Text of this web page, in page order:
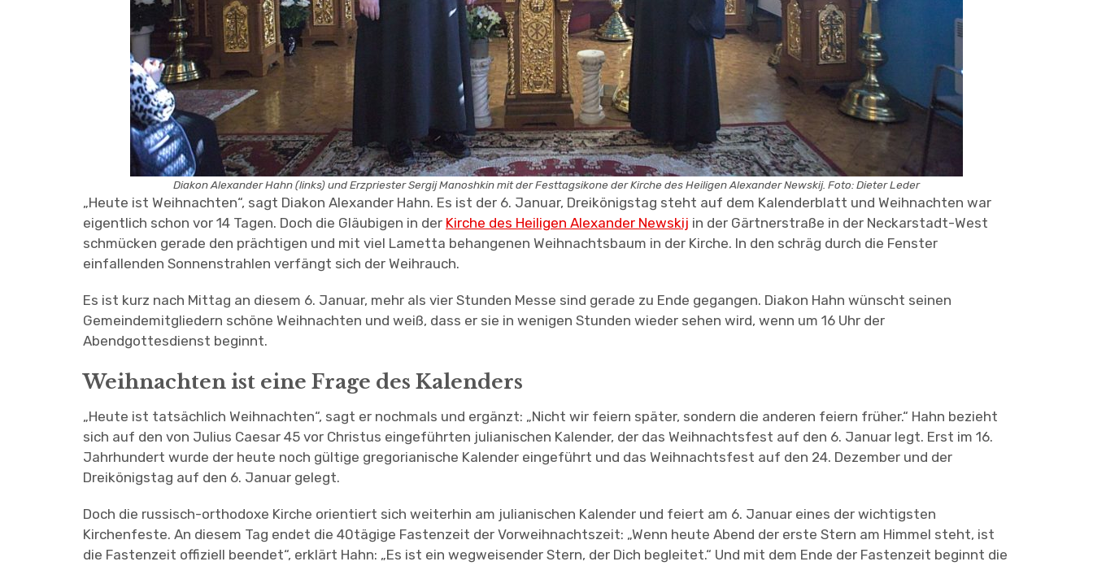
Diakon Alexander Hahn (links) und Erzpriester Sergij Manoshkin mit der Festtagsikone der Kirche des Heiligen Alexander Newskij. Foto: Dieter Leder
„Heute ist Weihnachten“, sagt Diakon Alexander Hahn. Es ist der 6. Januar, Dreikönigstag steht auf dem Kalenderblatt und Weihnachten war
eigentlich schon vor 14 Tagen. Doch die Gläubigen in der Kirche des Heiligen Alexander Newskij in der Gärtnerstraße in der Neckarstadt-West
schmücken gerade den prächtigen und mit viel Lametta behangenen Weihnachtsbaum in der Kirche. In den schräg durch die Fenster
einfallenden Sonnenstrahlen verfängt sich der Weihrauch.
Es ist kurz nach Mittag an diesem 6. Januar, mehr als vier Stunden Messe sind gerade zu Ende gegangen. Diakon Hahn wünscht seinen
Gemeindemitgliedern schöne Weihnachten und weiß, dass er sie in wenigen Stunden wieder sehen wird, wenn um 16 Uhr der
Abendgottesdienst beginnt.
Weihnachten ist eine Frage des Kalenders
„Heute ist tatsächlich Weihnachten“, sagt er nochmals und ergänzt: „Nicht wir feiern später, sondern die anderen feiern früher.“ Hahn bezieht
sich auf den von Julius Caesar 45 vor Christus eingeführten julianischen Kalender, der das Weihnachtsfest auf den 6. Januar legt. Erst im 16.
Jahrhundert wurde der heute noch gültige gregorianische Kalender eingeführt und das Weihnachtsfest auf den 24. Dezember und der
Dreikönigstag auf den 6. Januar gelegt.
Doch die russisch-orthodoxe Kirche orientiert sich weiterhin am julianischen Kalender und feiert am 6. Januar eines der wichtigsten
Kirchenfeste. An diesem Tag endet die 40tägige Fastenzeit der Vorweihnachtszeit: „Wenn heute Abend der erste Stern am Himmel steht, ist
die Fastenzeit offiziell beendet“, erklärt Hahn: „Es ist ein wegweisender Stern, der Dich begleitet.“ Und mit dem Ende der Fastenzeit beginnt die